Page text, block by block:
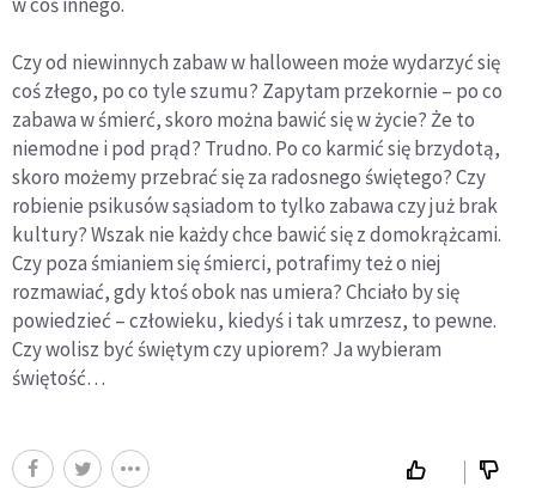
Czy od niewinnych zabaw w halloween może wydarzyć się
coś złego, po co tyle szumu? Zapytam przekornie – po co
zabawa w śmierć, skoro można bawić się w życie? Że to
niemodne i pod prąd? Trudno. Po co karmić się brzydotą,
skoro możemy przebrać się za radosnego świętego? Czy
robienie psikusów sąsiadom to tylko zabawa czy już brak
kultury? Wszak nie każdy chce bawić się z domokrążcami.
Czy poza śmianiem się śmierci, potrafimy też o niej
rozmawiać, gdy ktoś obok nas umiera? Chciało by się
powiedzieć – człowieku, kiedyś i tak umrzesz, to pewne.
Czy wolisz być świętym czy upiorem? Ja wybieram
świętość…